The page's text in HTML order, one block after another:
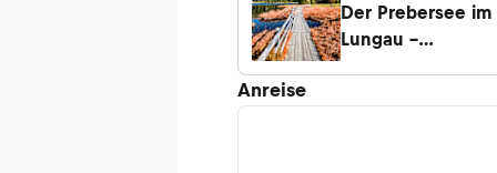
Der Prebersee im
Lungau –
Anreise